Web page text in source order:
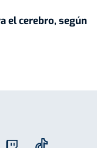
el cerebro, según